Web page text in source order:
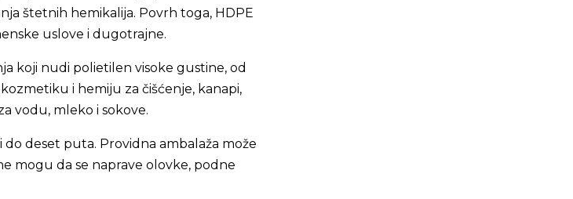
štetnih hemikalija. Povrh toga, HDPE
uslove i dugotrajne.
koji nudi polietilen visoke gustine, od
i hemiju za čišćenje, kanapi,
vodu, mleko i sokove.
deset puta. Providna ambalaža može
mogu da se naprave olovke, podne